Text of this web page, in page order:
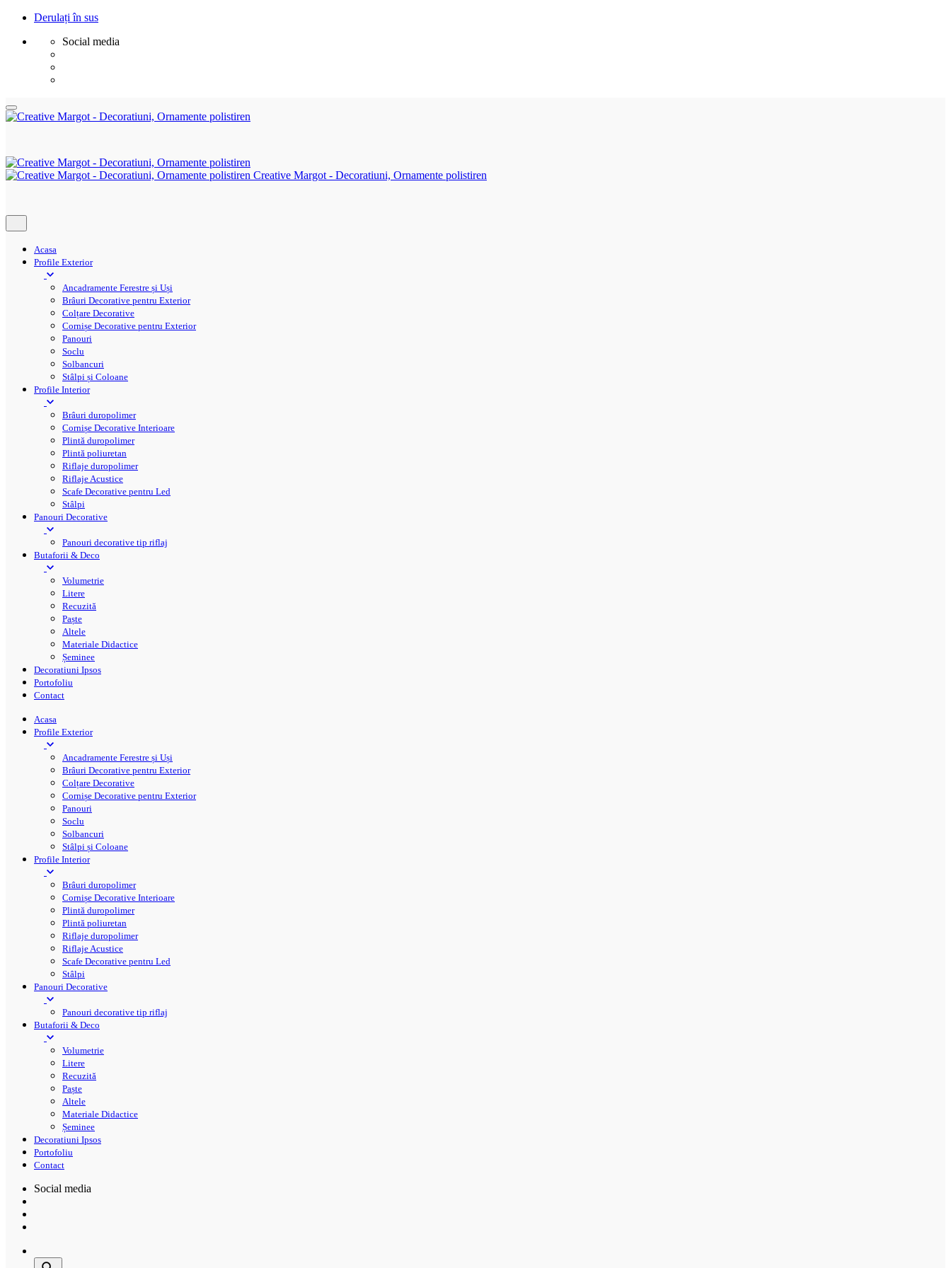
Derulați în sus
Social media
Sări
la
Creative Margot - Decoratiuni, Ornamente polistiren
Acasa
Profile Exterior
Ancadramente Ferestre și Uși
Brâuri Decorative pentru Exterior
Colțare Decorative
Cornișe Decorative pentru Exterior
Panouri
Soclu
Solbancuri
Stâlpi și Coloane
Profile Interior
Brâuri duropolimer
Cornișe Decorative Interioare
Plintă duropolimer
Plintă poliuretan
Riflaje duropolimer
Riflaje Acustice
Scafe Decorative pentru Led
Stâlpi
Panouri Decorative
Panouri decorative tip riflaj
Butaforii & Deco
Volumetrie
Litere
Recuzită
Paște
Altele
Materiale Didactice
Șeminee
Decoratiuni Ipsos
Portofoliu
Contact
Acasa
Profile Exterior
Ancadramente Ferestre și Uși
Brâuri Decorative pentru Exterior
Colțare Decorative
Cornișe Decorative pentru Exterior
Panouri
Soclu
Solbancuri
Stâlpi și Coloane
Profile Interior
Brâuri duropolimer
Cornișe Decorative Interioare
Plintă duropolimer
Plintă poliuretan
Riflaje duropolimer
Riflaje Acustice
Scafe Decorative pentru Led
Stâlpi
Panouri Decorative
Panouri decorative tip riflaj
Butaforii & Deco
Volumetrie
Litere
Recuzită
Paște
Altele
Materiale Didactice
Șeminee
Decoratiuni Ipsos
Portofoliu
Contact
Social media